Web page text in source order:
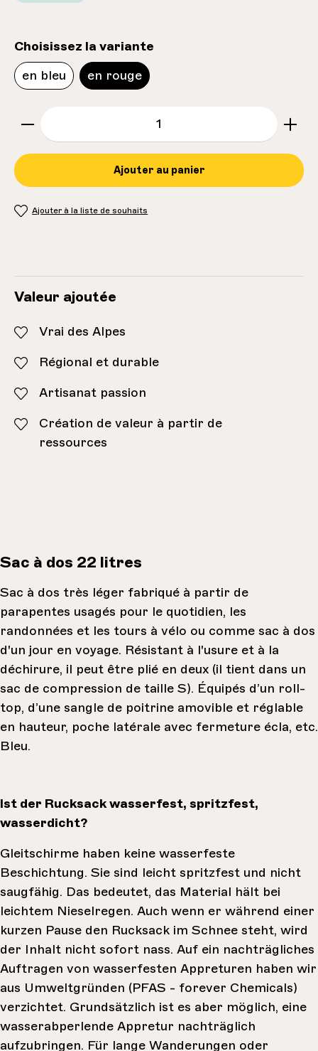
Choisissez la variante
en bleu
en rouge
Ajouter au panier
Ajouter à la liste de souhaits
Valeur ajoutée
Vrai des Alpes
Régional et durable
Artisanat passion
Création de valeur à partir de
ressources
Sac à dos 22 litres
Sac à dos très léger fabriqué à partir de
parapentes usagés pour le quotidien, les
randonnées et les tours à vélo ou comme sac à dos
d'un jour en voyage. Résistant à l'usure et à la
déchirure, il peut être plié en deux (il tient dans un
sac de compression de taille S). Équipés d’un roll-
top, d’une sangle de poitrine amovible et réglable
en hauteur, poche latérale avec fermeture écla, etc.
Bleu.
Ist der Rucksack wasserfest, spritzfest,
wasserdicht?
Gleitschirme haben keine wasserfeste
Beschichtung. Sie sind leicht spritzfest und nicht
saugfähig. Das bedeutet, das Material hält bei
leichtem Nieselregen. Auch wenn er während einer
kurzen Pause den Rucksack im Schnee steht, wird
der Inhalt nicht sofort nass. Auf ein nachträgliches
Auftragen von wasserfesten Appreturen haben wir
aus Umweltgründen (PFAS - forever Chemicals)
verzichtet. Grundsätzlich ist es aber möglich, eine
wasserabperlende Appretur nachträglich
aufzubringen. Für lange Wanderungen oder